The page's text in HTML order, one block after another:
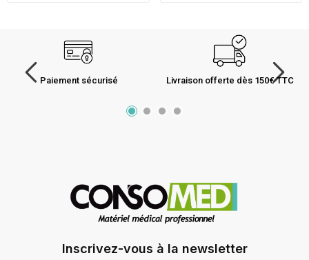
Paiement sécurisé Livraison offerte dès 150€ TTC
Inscrivez-vous à la newsletter